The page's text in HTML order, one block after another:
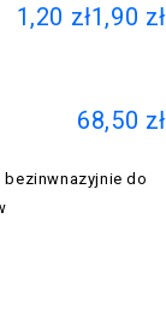
1,90 zł
1,20 zł
68,50 zł